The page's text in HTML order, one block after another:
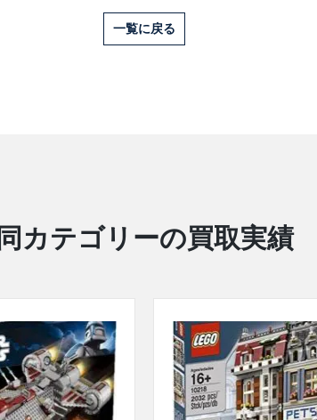
一覧に戻る
同カテゴリーの買取実績